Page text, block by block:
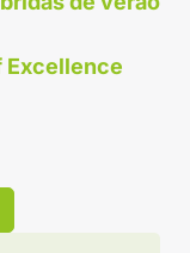
Excellence